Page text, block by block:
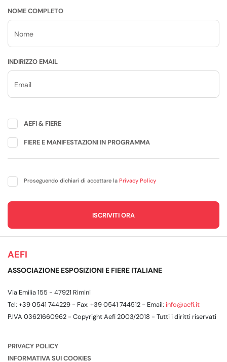
NOME COMPLETO
INDIRIZZO EMAIL
AEFI & FIERE
FIERE E MANIFESTAZIONI IN PROGRAMMA
Proseguendo dichiari di accettare la Privacy Policy
AEFI
ASSOCIAZIONE ESPOSIZIONI E FIERE ITALIANE
Via Emilia 155 - 47921 Rimini
Tel: +39 0541 744229 - Fax: +39 0541 744512 - Email: info@aefi.it
P.IVA 03621660962 - Copyright Aefi 2003/2018 - Tutti i diritti riservati
PRIVACY POLICY
INFORMATIVA SUI COOKIES